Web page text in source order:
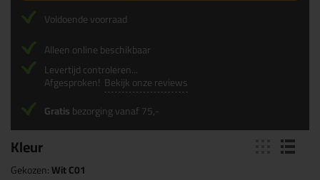
Kleur
Gekozen:Wit C01
Voldoende voorraad
Alleen online beschikbaar
Levertijd controleren...
Afgesproken! Bekijk onze reviews
Gratisbezorging vanaf 75,-